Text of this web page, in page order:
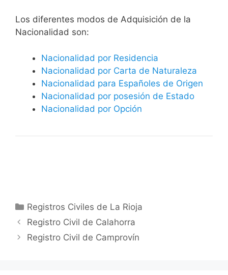
​​​Los diferentes modos de Adquisición de la
Nacionalidad son:
Nacionalidad por Residencia
Nacionalidad por Carta de Naturaleza
Nacionalidad para Españoles de Origen
Nacionalidad por posesión de Estado
Nacionalidad por Opción
Categorías
Registros Civiles de La Rioja
Registro Civil de Calahorra
Registro Civil de Camprovín